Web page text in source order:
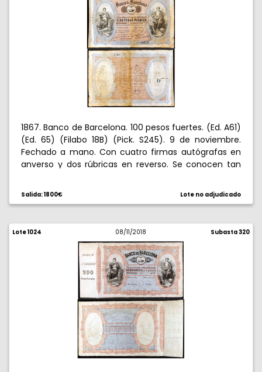
1867. Banco de Barcelona. 100 pesos fuertes. (Ed. A61)
(Ed. 65) (Filabo 18B) (Pick. S245). 9 de noviembre.
Fechado a mano. Con cuatro firmas autógrafas en
anverso y dos rúbricas en reverso. Se conocen tan
fechan la emisión en 1868, guiándose por los
facsímiles que publicó el propio Banco en 1894, sin
todos fechados en 1867. Extraordinariamente raro.
Salida: 1800€ Lote no adjudicado
Lote 1024 08/11/2018 Subasta 320